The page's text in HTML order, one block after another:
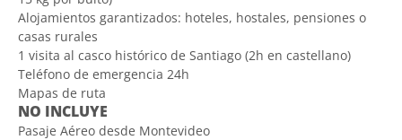
Alojamientos garantizados: hoteles, hostales, pensiones o
casas rurales
1 visita al casco histórico de Santiago (2h en castellano)
Teléfono de emergencia 24h
Mapas de ruta
NO INCLUYE
Pasaje Aéreo desde Montevideo